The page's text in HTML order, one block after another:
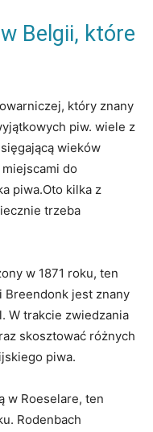
Belgii, które‍
który znany
piw. ⁢wiele z
wieków
do
piwa.Oto ‍kilka z
⁣trzeba
w 1871 roku,⁢ ten
Breendonk jest znany
W trakcie ⁤zwiedzania‍
⁣skosztować różnych
piwa.
w Roeselare, ten
Rodenbach